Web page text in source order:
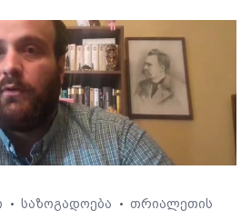
• საზოგადოება • თრიალეთის